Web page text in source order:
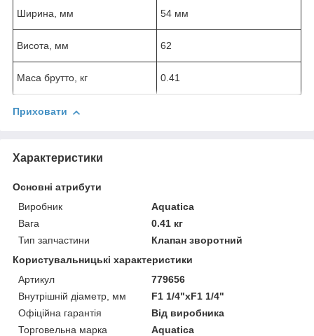
Ширина, мм 54 мм
Висота, мм 62
Маса брутто, кг 0.41
Приховати
Характеристики
Основні атрибути
Виробник
Aquatica
Вага
0.41 кг
Тип запчастини
Клапан зворотний
Користувальницькі характеристики
Артикул
779656
Внутрішній діаметр, мм
F1 1/4"хF1 1/4"
Офіційна гарантія
Від виробника
Торговельна марка
Aquatica